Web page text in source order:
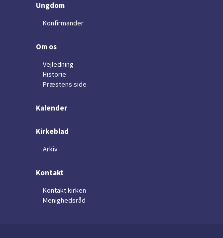
Ungdom
Konfirmander
Om os
Vejledning
Historie
Præstens side
Kalender
Kirkeblad
Arkiv
Kontakt
Kontakt kirken
Menighedsråd